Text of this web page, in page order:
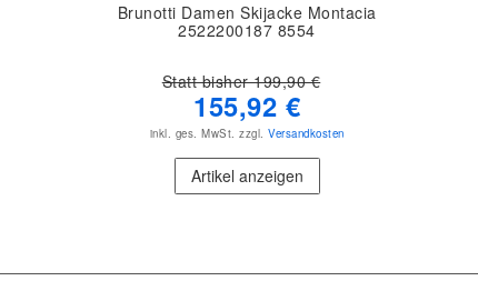
Brunotti Damen Skijacke Montacia
2522200187 8554
Statt bisher 199,90 €
155,92 €
inkl. ges. MwSt. zzgl. Versandkosten
Artikel anzeigen